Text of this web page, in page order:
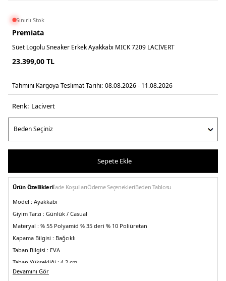
Sınırlı Stok
Premiata
Süet Logolu Sneaker Erkek Ayakkabı MICK 7209 LACİVERT
23.399,00 TL
Tahmini Kargoya Teslimat Tarihi: 08.08.2026 - 11.08.2026
Renk: laci̇vert
Sepete Ekle
Ürün Özellikleriİade KoşullarıÖdeme SeçenekleriBeden Tablosu
Model : Ayakkabı
Giyim Tarzı : Günlük / Casual
Materyal : % 55 Polyamid % 35 deri % 10 Poliüretan
Kapama Bilgisi : Bağcıklı
Taban Bilgisi : EVA
Taban Yüksekliği : 4,2 cm
Detay :-Astarlı
Devamını Gör